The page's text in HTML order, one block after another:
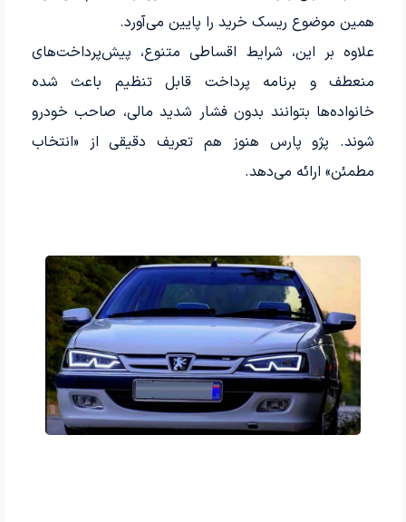
همین موضوع ریسک خرید را پایین می‌آورد.
علاوه بر این، شرایط اقساطی متنوع، پیش‌پرداخت‌های
منعطف و برنامه پرداخت قابل تنظیم باعث شده
خانواده‌ها بتوانند بدون فشار شدید مالی، صاحب خودرو
شوند. پژو پارس هنوز هم تعریف دقیقی از «انتخاب
مطمئن» ارائه می‌دهد.